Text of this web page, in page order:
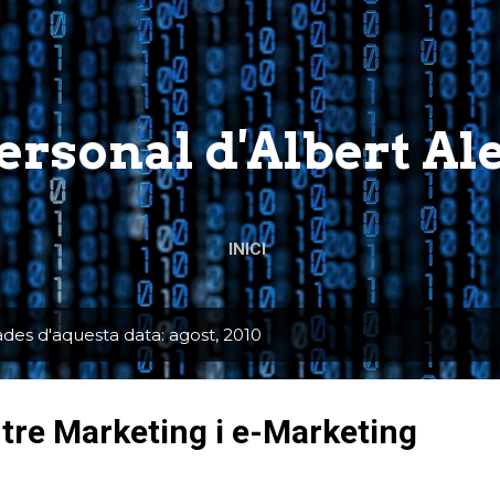
Salta al contingut principal
d'Albert
INICI
d'aquesta data: agost, 2010
Marketing i e-Marketing